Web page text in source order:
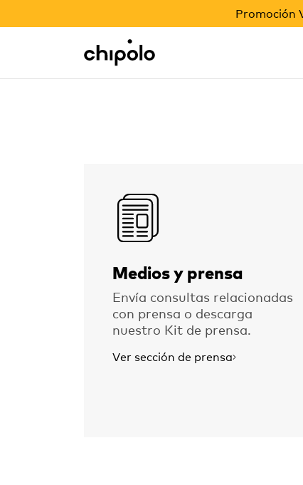
Promoción
Chipolo - Home page
Regalos corporativos
Contact
Medios y prensa
Envía consultas relacionadas
con prensa o descarga
nuestro Kit de prensa.
Ver sección de prensa